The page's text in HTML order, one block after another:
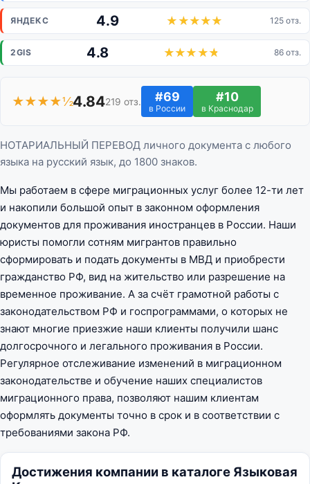
ЯНДЕКС 4.9 125 отз.
2GIS 4.8 86 отз.
★★★★½4.84219 отз. #69
в России
#10
в Краснодар
НОТАРИАЛЬНЫЙ ПЕРЕВОД личного документа с любого
языка на русский язык, до 1800 знаков.
Мы работаем в сфере миграционных услуг более 12-ти лет
и накопили большой опыт в законном оформления
документов для проживания иностранцев в России. Наши
юристы помогли сотням мигрантов правильно
сформировать и подать документы в МВД и приобрести
гражданство РФ, вид на жительство или разрешение на
временное проживание. А за счёт грамотной работы с
законодательством РФ и госпрограммами, о которых не
знают многие приезжие наши клиенты получили шанс
долгосрочного и легального проживания в России.
Регулярное отслеживание изменений в миграционном
законодательстве и обучение наших специалистов
миграционного права, позволяют нашим клиентам
оформлять документы точно в срок и в соответствии с
требованиями закона РФ.
Достижения компании в каталоге Языковая